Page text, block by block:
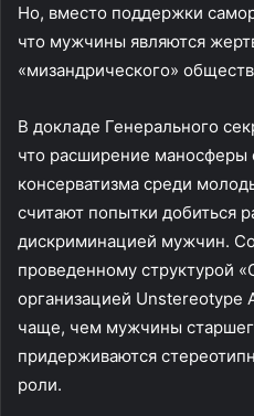
Но, вместо поддержки
что мужчины являются
«мизандрического»
В докладе Генерального
что расширение маносферы
консерватизма среди
считают попытки добиться
дискриминацией мужчин.
проведенному структурой
организацией
чаще, чем мужчины
придерживаются
роли.